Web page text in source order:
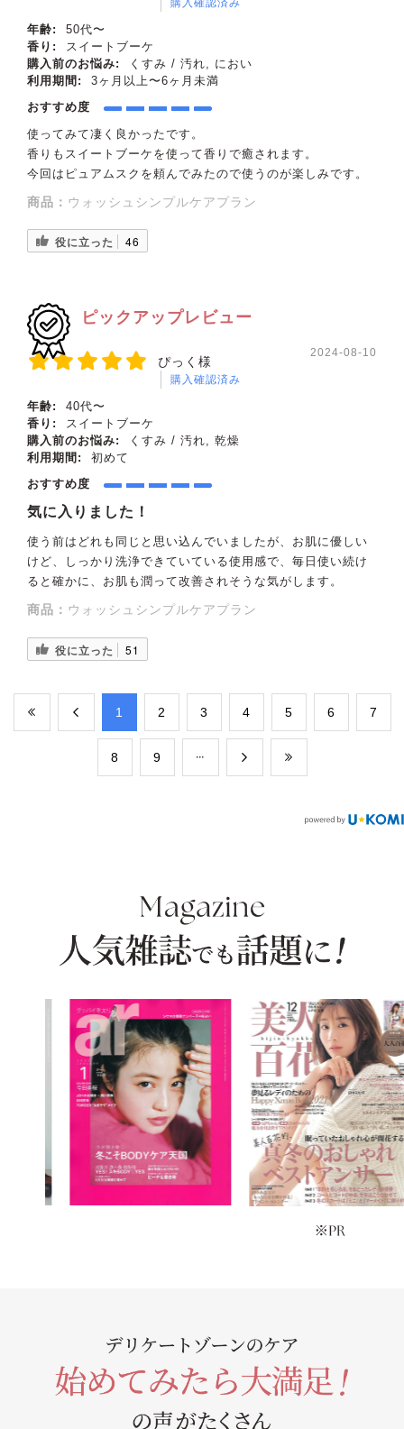
年齢:
50代〜
香り:
スイートブーケ
購入前のお悩み:
くすみ / 汚れ, におい
利用期間:
3ヶ月以上〜6ヶ月未満
おすすめ度
使ってみて凄く良かったです。
香りもスイートブーケを使って香りで癒されます。
今回はピュアムスクを頼んでみたので使うのが楽しみです。
商品： ウォッシュシンプルケアプラン
役に立った 46
ピックアップレビュー
ぴっく様
購入確認済み
2024-08-10
年齢:
40代〜
香り:
スイートブーケ
購入前のお悩み:
くすみ / 汚れ, 乾燥
利用期間:
初めて
おすすめ度
気に入りました！
使う前はどれも同じと思い込んでいましたが、お肌に優しい
けど、しっかり洗浄できていている使用感で、毎日使い続け
ると確かに、お肌も潤って改善されそうな気がします。
商品： ウォッシュシンプルケアプラン
役に立った 51
​1 ​2 ​3 ​4 ​5 ​6 ​7
​8 ​9